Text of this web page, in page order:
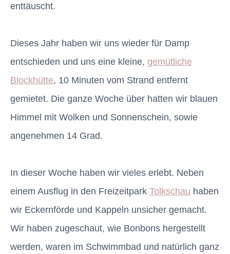
enttäuscht.
Dieses Jahr haben wir uns wieder für Damp
entschieden und uns eine kleine, gemütliche
Blockhütte, 10 Minuten vom Strand entfernt
gemietet. Die ganze Woche über hatten wir blauen
Himmel mit Wolken und Sonnenschein, sowie
angenehmen 14 Grad.
In dieser Woche haben wir vieles erlebt. Neben
einem Ausflug in den Freizeitpark Tolkschau haben
wir Eckernförde und Kappeln unsicher gemacht.
Wir haben zugeschaut, wie Bonbons hergestellt
werden, waren im Schwimmbad und natürlich ganz